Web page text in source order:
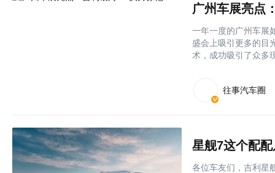
广州车展亮点
一年一度的广州车展
盛会上吸引更多的目
术，成功吸引了众多
往事汽车圈
星舰7这个配
各位车友们，吉利星